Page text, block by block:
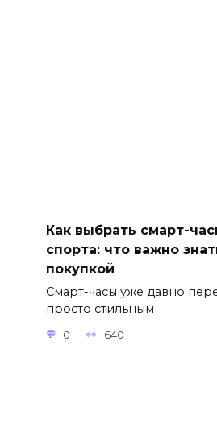
Как выбрать смарт-
спорта: что важно
покупкой
Смарт-часы уже давно
просто стильным
0 640